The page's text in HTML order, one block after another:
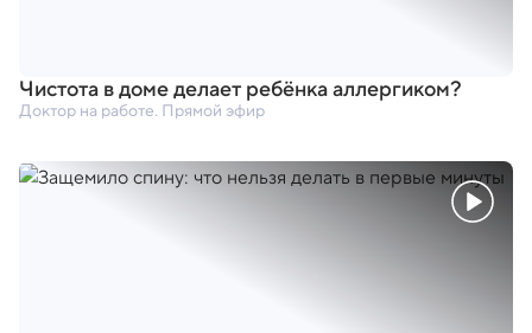
Чистота в доме делает ребёнка аллергиком?
Доктор на работе. Прямой эфир